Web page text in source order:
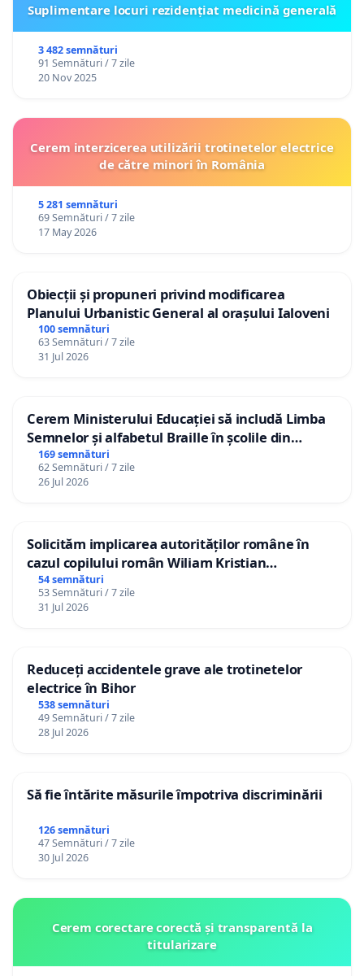
Suplimentare locuri rezidențiat medicină generală
3 482 semnături
91 Semnături / 7 zile
20 Nov 2025
Cerem interzicerea utilizării trotinetelor electrice
de către minori în România
5 281 semnături
69 Semnături / 7 zile
17 May 2026
Obiecții și propuneri privind modificarea
Planului Urbanistic General al orașului Ialoveni
100 semnături
63 Semnături / 7 zile
31 Jul 2026
Cerem Ministerului Educației să includă Limba
Semnelor și alfabetul Braille în școlile din
Republica Moldova!
169 semnături
62 Semnături / 7 zile
26 Jul 2026
Solicităm implicarea autorităților române în
cazul copilului român Wiliam Kristian
Gheorghe, aflat în plasament în Danemarca de
12 ani
54 semnături
53 Semnături / 7 zile
31 Jul 2026
Reduceți accidentele grave ale trotinetelor
electrice în Bihor
538 semnături
49 Semnături / 7 zile
28 Jul 2026
Să fie întărite măsurile împotriva discriminării
126 semnături
47 Semnături / 7 zile
30 Jul 2026
Cerem corectare corectă și transparentă la
titularizare